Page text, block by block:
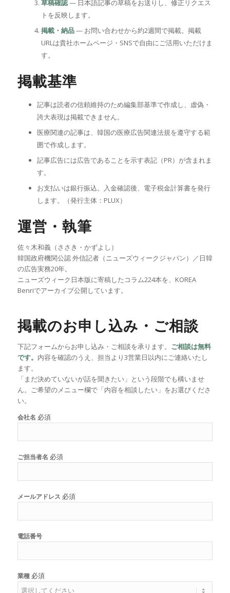
草稿確認— 日本語記事の草稿をお送りし、修正リクエス
トを反映します。
掲載・納品— お問い合わせから約2週間で掲載。掲載
URLは貴社ホームページ・SNSで自由にご活用いただけま
す。
掲載基準
記事は読者の信頼維持のため編集部基準で作成し、虚偽・
誇大表現は掲載できません。
医療関連の記事は、韓国の医療広告関連法規を遵守する範
囲で作成します。
記事広告には広告であることを示す表記（PR）が含まれま
す。
お支払いは銀行振込。入金確認後、電子税金計算書を発行
します。（発行主体：PLUX）
運営・執筆
佐々木和義（ささき・かずよし）
韓国政府機関公認 外信記者（ニューズウィークジャパン）／日韓
の広告実務20年。
ニューズウィーク日本版に寄稿したコラム224本を、KOREA
Benriでアーカイブ公開しています。
掲載のお申し込み・ご相談
下記フォームからお申し込み・ご相談を承ります。 ご相談は無料
です。 内容を確認のうえ、担当より3営業日以内にご連絡いたし
ます。
「まだ決めていないが話を聞きたい」という段階でも構いませ
ん。ご希望のメニュー欄で「内容を相談したい」をお選びくださ
い。
会社名 必須
ご担当者名 必須
メールアドレス 必須
電話番号
業種 必須